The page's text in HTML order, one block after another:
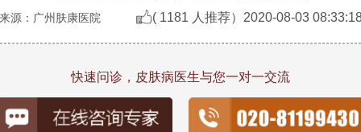
源：广州肤康医院 ( 1181 人推荐） 2020-08-03
快速问诊，皮肤病医生与您一对一交流